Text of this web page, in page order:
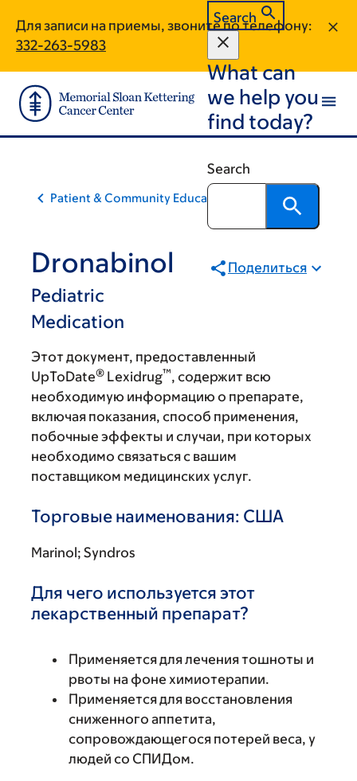
main
content
footer
Для записи на приемы, звоните по телефону:
332-263-5983
Search
What can
we help you
find today?
Search
Patient & Community Education
Dronabinol
Pediatric
Medication
Поделиться
Этот документ, предоставленный
UpToDate® Lexidrug™, содержит всю
необходимую информацию о препарате,
включая показания, способ применения,
побочные эффекты и случаи, при которых
необходимо связаться с вашим
поставщиком медицинских услуг.
Торговые наименования: США
Marinol; Syndros
Для чего используется этот
лекарственный препарат?
Применяется для лечения тошноты и
рвоты на фоне химиотерапии.
Применяется для восстановления
сниженного аппетита,
сопровождающегося потерей веса, у
людей со СПИДом.